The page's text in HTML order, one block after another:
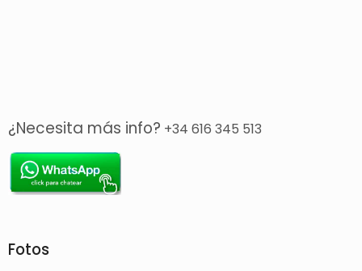
¿Necesita más info? +34 616 345 513
Fotos